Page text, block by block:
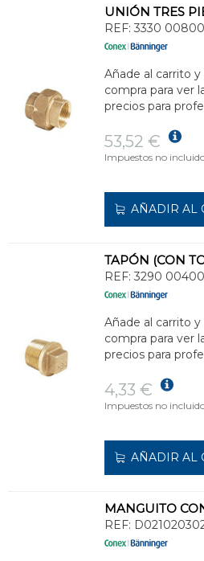
REF: 3330
Añade al carrito
compra para ver
precios para
53,52 €
Impuestos no
AÑADIR AL
REF: 3290
Añade al carrito
compra para ver
precios para
4,33 €
Impuestos no
AÑADIR AL
REF: